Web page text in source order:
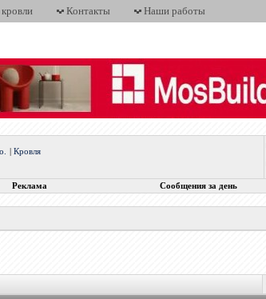
Контакты Наши работы
|Кровля
Реклама Сообщения за день